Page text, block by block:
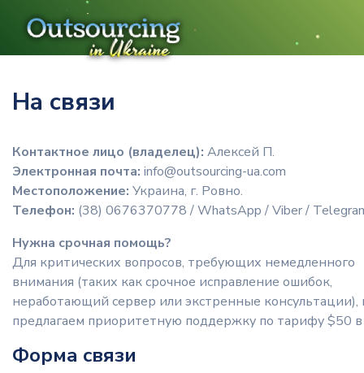
На связи
Контактное лицо (владелец): Алексей П.
Электронная почта: info@outsourcing-ua.com
Местоположение: Украина, г. Ровно.
Телефон: (38) 0676370778 / WhatsApp / Viber /
Нужна срочная помощь?
Для критических вопросов, требующих немедленного
внимания (таких как срочное исправление ошибок,
неработающий сервер или экстренные
предлагаем приоритетную поддержку по тарифу $50 в
Форма связи